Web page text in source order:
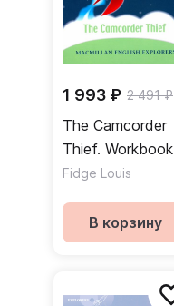
1 993 ₽ 2 491 ₽
The Camcorder
Thief. Workbook
Fidge Louis
В корзину